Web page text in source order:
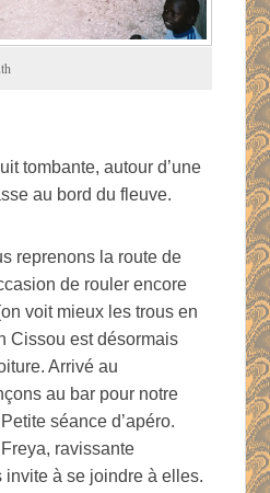
tombante, autour d’une
au bord du fleuve.
reprenons la route de
de rouler encore
voit mieux les trous en
Cissou est désormais
Arrivé au
au bar pour notre
séance d’apéro.
ravissante
à se joindre à elles.